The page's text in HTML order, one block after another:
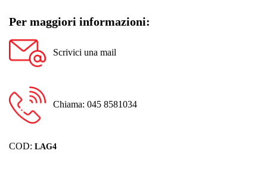
Per maggiori informazioni:
Scrivici una mail
Chiama: 045 8581034
COD: LAG4